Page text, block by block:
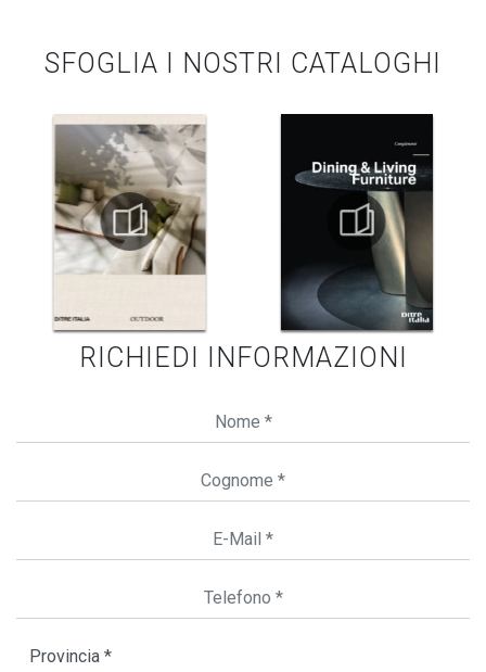
SFOGLIA I NOSTRI CATALOGHI
RICHIEDI INFORMAZIONI